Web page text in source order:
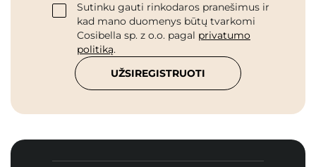
Sutinku gauti rinkodaros pranešimus ir
kad mano duomenys būtų tvarkomi
Cosibella sp. z o.o. pagal privatumo
politiką.
UŽSIREGISTRUOTI